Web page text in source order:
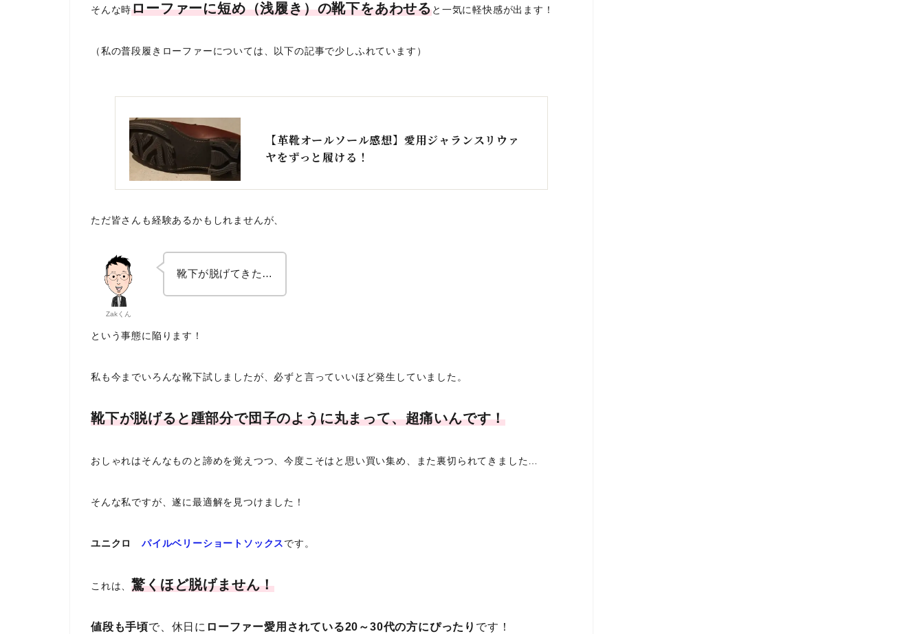
そんな時ローファーに短め（浅履き）の靴下をあわせると一気に軽快感が出ます！
（私の普段履きローファーについては、以下の記事で少しふれています）
【革靴オールソール感想】愛用ジャランスリウァ
ヤをずっと履ける！
ただ皆さんも経験あるかもしれませんが、
Zakくん
靴下が脱げてきた…
という事態に陥ります！
私も今までいろんな靴下試しましたが、必ずと言っていいほど発生していました。
靴下が脱げると踵部分で団子のように丸まって、超痛いんです！
おしゃれはそんなものと諦めを覚えつつ、今度こそはと思い買い集め、また裏切られてきました…
そんな私ですが、遂に最適解を見つけました！
ユニクロ パイルベリーショートソックスです。
これは、驚くほど脱げません！
値段も手頃で、休日に ローファー愛用されている20～30代の方にぴったり です！